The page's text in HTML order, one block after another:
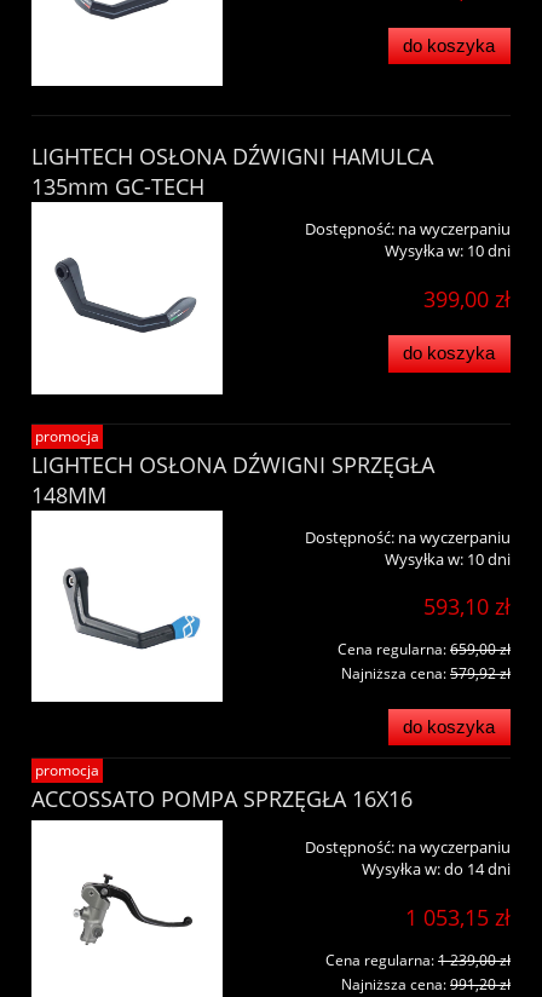
do koszyka
LIGHTECH OSŁONA DŹWIGNI HAMULCA
135mm GC-TECH
Dostępność: na wyczerpaniu
Wysyłka w: 10 dni
399,00 zł
do koszyka
LIGHTECH OSŁONA DŹWIGNI SPRZĘGŁA
148MM
Dostępność: na wyczerpaniu
Wysyłka w: 10 dni
593,10 zł
Cena regularna:659,00 zł
Najniższa cena:579,92 zł
do koszyka
promocja
ACCOSSATO POMPA SPRZĘGŁA 16X16
Dostępność: na wyczerpaniu
Wysyłka w:do 14 dni
1 053,15 zł
Cena regularna:1 239,00 zł
Najniższa cena:991,20 zł
promocja